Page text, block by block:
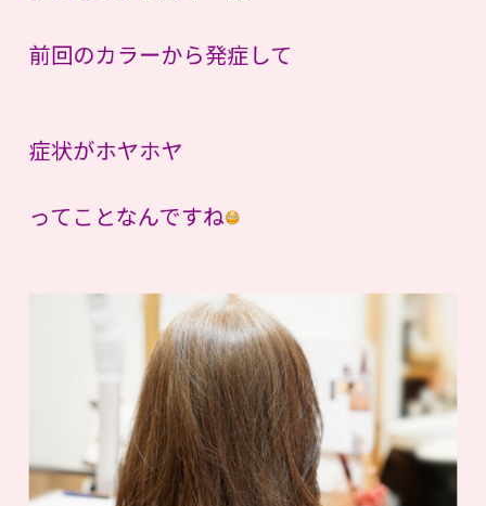
前回のカラーから発症して
症状がホヤホヤ
ってことなんですね